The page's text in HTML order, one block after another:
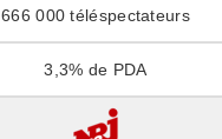
666 000
3,3%